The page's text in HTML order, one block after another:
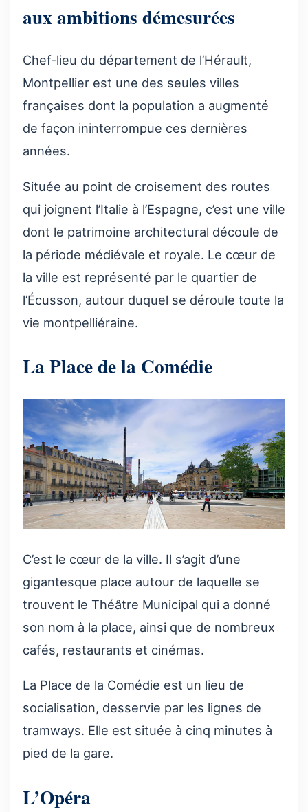
aux ambitions démesurées
Chef-lieu du département de l’Hérault,
Montpellier est une des seules villes
françaises dont la population a augmenté
de façon ininterrompue ces dernières
années.
Située au point de croisement des routes
qui joignent l’Italie à l’Espagne, c’est une ville
dont le patrimoine architectural découle de
la période médiévale et royale. Le cœur de
la ville est représenté par le quartier de
l’Écusson, autour duquel se déroule toute la
vie montpelliéraine.
La Place de la Comédie
C’est le cœur de la ville. Il s’agit d’une
gigantesque place autour de laquelle se
trouvent le Théâtre Municipal qui a donné
son nom à la place, ainsi que de nombreux
cafés, restaurants et cinémas.
La Place de la Comédie est un lieu de
socialisation, desservie par les lignes de
tramways. Elle est située à cinq minutes à
pied de la gare.
L’Opéra